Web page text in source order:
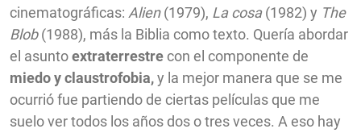
cinematográficas: Alien(1979), La cosa(1982) y The
Blob(1988), más la Biblia como texto. Quería abordar
el asuntoextraterrestre con el componente de
miedo y claustrofobia,y la mejor manera que se me
ocurrió fue partiendo de ciertas películas que me
suelo ver todos los años dos o tres veces. A eso hay